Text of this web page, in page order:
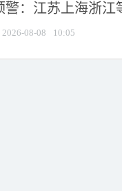
警：江苏上海浙江
2026-08-08 10:05